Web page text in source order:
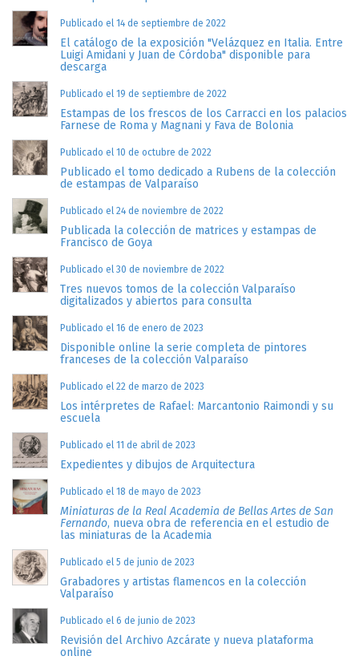
Publicado el 14 de septiembre de 2022
El catálogo de la exposición "Velázquez en Italia. Entre
Luigi Amidani y Juan de Córdoba" disponible para
descarga
Publicado el 19 de septiembre de 2022
Estampas de los frescos de los Carracci en los palacios
Farnese de Roma y Magnani y Fava de Bolonia
Publicado el 10 de octubre de 2022
Publicado el tomo dedicado a Rubens de la colección
de estampas de Valparaíso
Publicado el 24 de noviembre de 2022
Publicada la colección de matrices y estampas de
Francisco de Goya
Publicado el 30 de noviembre de 2022
Tres nuevos tomos de la colección Valparaíso
digitalizados y abiertos para consulta
Publicado el 16 de enero de 2023
Disponible online la serie completa de pintores
franceses de la colección Valparaíso
Publicado el 22 de marzo de 2023
Los intérpretes de Rafael: Marcantonio Raimondi y su
escuela
Publicado el 11 de abril de 2023
Expedientes y dibujos de Arquitectura
Publicado el 18 de mayo de 2023
Miniaturas de la Real Academia de Bellas Artes de San
Fernando, nueva obra de referencia en el estudio de
las miniaturas de la Academia
Publicado el 5 de junio de 2023
Grabadores y artistas flamencos en la colección
Valparaíso
Publicado el 6 de junio de 2023
Revisión del Archivo Azcárate y nueva plataforma
online